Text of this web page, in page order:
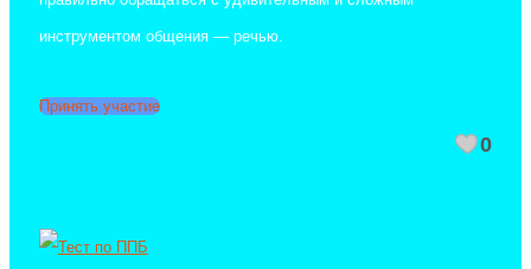
инструментом общения — речью.
Принять участие
0